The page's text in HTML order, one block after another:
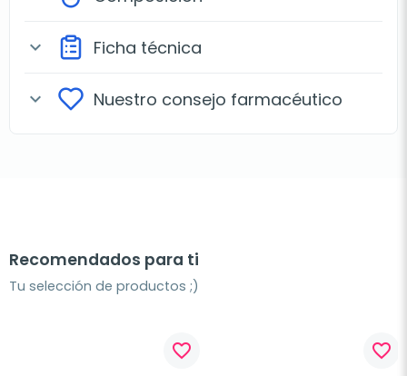
expand_more Ficha técnica
expand_more Nuestro consejo farmacéutico
Recomendados para ti
Tu selección de productos ;)
favorite_border favorite_border